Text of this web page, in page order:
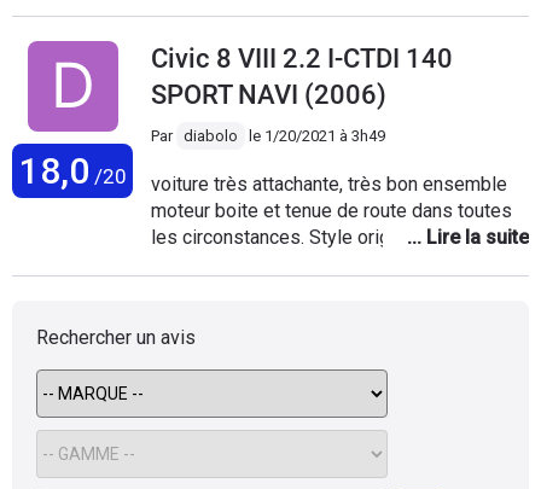
avec le temps on s'habitue. La mienne à 180 000 km, et si je
pouvais, je partirais sur la même mais en neuf,
malheureusement ce n'est pas possible.
18,0 /20
Civic 8 VIII 2.2 I-CTDI 140
SPORT NAVI (2006)
Par diabolo le 1/20/2021 à 3h49
voiture très attachante, très bon ensemble
moteur boite et tenue de route dans toutes
les circonstances. Style original; on aime ou
sinueuse et autoroute; peu bruyante pour un
gas oil et vraiment super moteur fiable et
performant. Bonne modularité et espace
intérieur. Maintenant le moins bien;
suspensions raide en 17 et bruyantes sur
route dégradée si d'origine(heureusement
Rechercher un avis